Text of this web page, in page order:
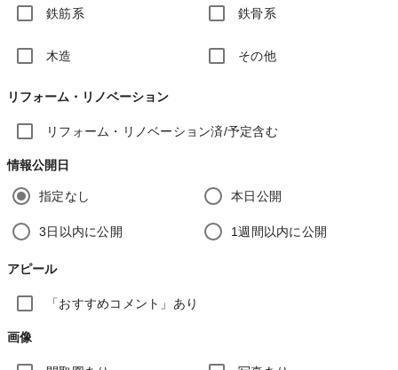
鉄筋系 鉄骨系
木造 その他
リフォーム・リノベーション
リフォーム・リノベーション済/予定含む
情報公開日
指定なし 本日公開
3日以内に公開 1週間以内に公開
アピール
「おすすめコメント」あり
画像